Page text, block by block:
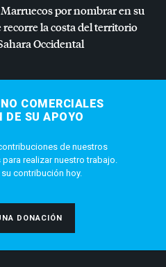
por nombrar en su
la costa del territorio
Occidental
COMERCIALES
DE SU APOYO
de nuestros
realizar nuestro trabajo.
contribución hoy.
DONACIÓN